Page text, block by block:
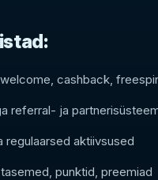
cashback,
referral- ja
regulaarsed aktiivsused
punktid, preemiad